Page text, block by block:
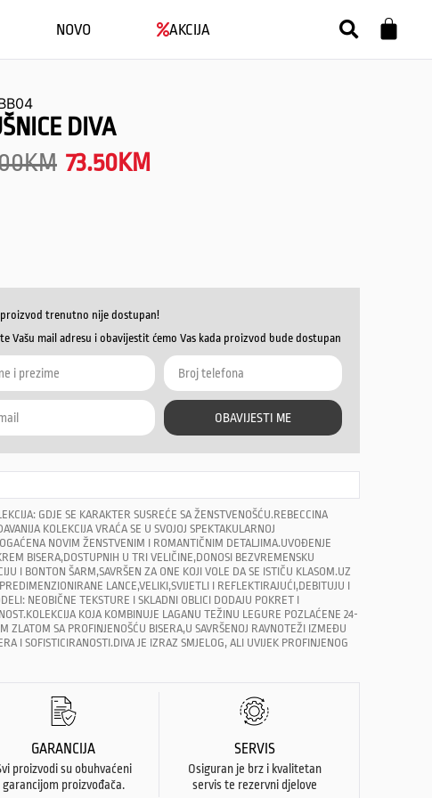
NOVO AKCIJA
DIVA
KM 73.50KM
proizvod trenutno nije dostupan!
Vašu mail adresu i obavijestit ćemo Vas kada proizvod bude dostupan
OBAVIJESTI ME
GDJE SE KARAKTER SUSREĆE SA ŽENSTVENOŠĆU.REBECCINA
KOLEKCIJA VRAĆA SE U SVOJOJ SPEKTAKULARNOJ
NOVIM ŽENSTVENIM I ROMANTIČNIM DETALJIMA.UVOĐENJE
​​BISERA,DOSTUPNIH U TRI VELIČINE,DONOSI BEZVREMENSKU
I BONTON ŠARM,SAVRŠEN ZA ONE KOJI VOLE DA SE ISTIČU KLASOM.UZ
LANCE,VELIKI,SVIJETLI I REFLEKTIRAJUĆI,DEBITUJU I
NEOBIČNE TEKSTURE I SKLADNI OBLICI DODAJU POKRET I
KOJA KOMBINUJE LAGANU TEŽINU LEGURE POZLAĆENE 24-
ZLATOM SA PROFINJENOŠĆU BISERA,U SAVRŠENOJ RAVNOTEŽI IZMEĐU
I SOFISTICIRANOSTI.DIVA JE IZRAZ SMJELOG, ALI UVIJEK PROFINJENOG
GARANCIJA
proizvodi su obuhvaćeni
garancijom proizvođača.
SERVIS
Osiguran je brz i kvalitetan
servis te rezervni djelove